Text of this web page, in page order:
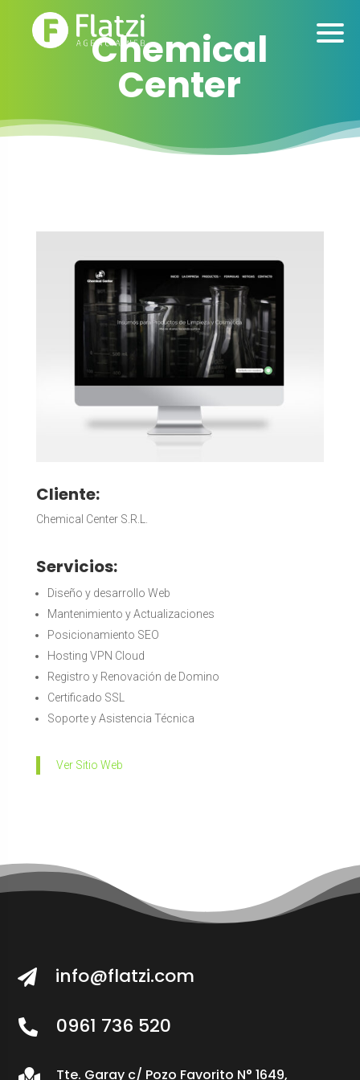
Chemical
Center
Cliente:
Chemical Center S.R.L.
Servicios:
Diseño y desarrollo Web
Mantenimiento y Actualizaciones
Posicionamiento SEO
Hosting VPN Cloud
Registro y Renovación de Domino
Certificado SSL
Soporte y Asistencia Técnica
Ver Sitio Web
 info@flatzi.com
 0961 736 520
Tte. Garay c/ Pozo Favorito N° 1649,